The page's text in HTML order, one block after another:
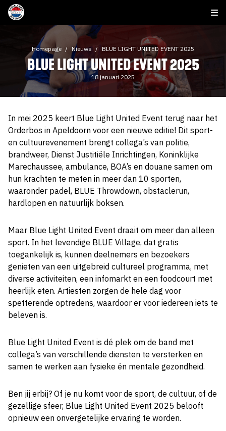
Homepage Nieuws BLUE LIGHT UNITED EVENT 2025
BLUE LIGHT UNITED EVENT 2025
18 januari 2025
In mei 2025 keert Blue Light United Event terug naar het
Orderbos in Apeldoorn voor een nieuwe editie! Dit sport-
en cultuurevenement brengt collega’s van politie,
brandweer, Dienst Justitiële Inrichtingen, Koninklijke
Marechaussee, ambulance, BOA’s en douane samen om
hun krachten te meten in meer dan 10 sporten,
waaronder padel, BLUE Throwdown, obstaclerun,
hardlopen en natuurlijk boksen.
Maar Blue Light United Event draait om meer dan alleen
sport. In het levendige BLUE Village, dat gratis
toegankelijk is, kunnen deelnemers en bezoekers
genieten van een uitgebreid cultureel programma, met
diverse activiteiten, een infomarkt en een foodcourt met
heerlijk eten. Artiesten zorgen de hele dag voor
spetterende optredens, waardoor er voor iedereen iets te
beleven is.
Blue Light United Event is dé plek om de band met
collega’s van verschillende diensten te versterken en
samen te werken aan fysieke én mentale gezondheid.
Ben jij erbij? Of je nu komt voor de sport, de cultuur, of de
gezellige sfeer, Blue Light United Event 2025 belooft
opnieuw een onvergetelijke ervaring te worden.